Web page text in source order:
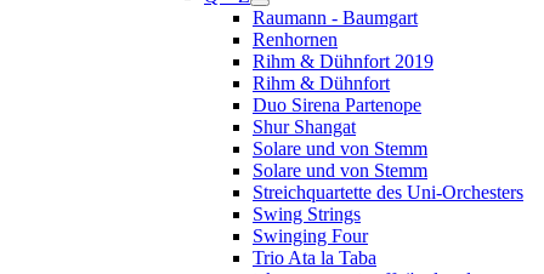
Raumann - Baumgart
Renhornen
Rihm & Dühnfort 2019
Rihm & Dühnfort
Duo Sirena Partenope
Shur Shangat
Solare und von Stemm
Solare und von Stemm
Streichquartette des Uni-Orchesters
Swing Strings
Swinging Four
Trio Ata la Taba